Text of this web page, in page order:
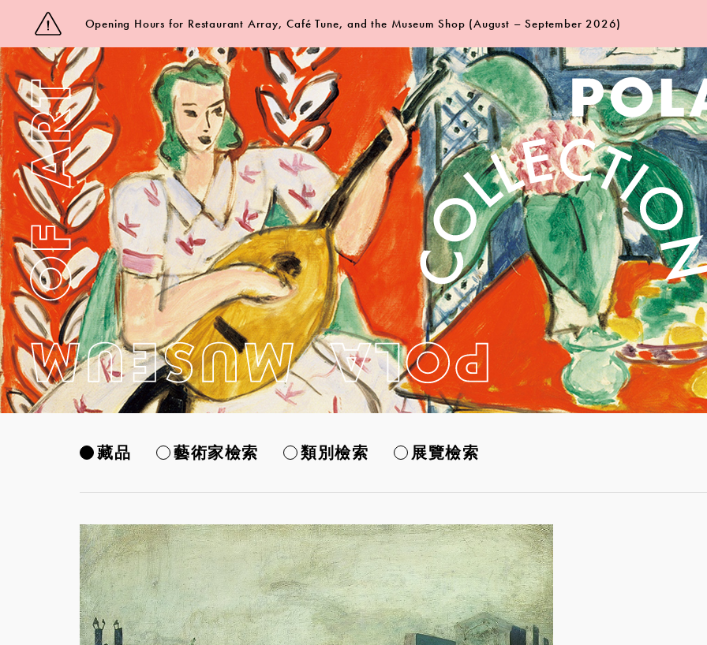
Opening Hours for Restaurant Array, Café Tune, and the Museum Shop (August – September 2026)
藏品 藝術家檢索 類別檢索 展覽檢索